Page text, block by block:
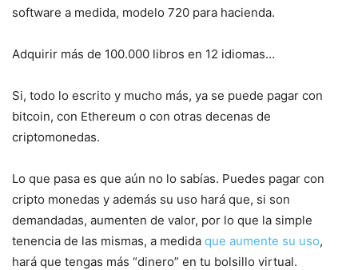
software a medida, modelo 720 para hacienda.
Adquirir más de 100.000 libros en 12 idiomas…
Si, todo lo escrito y mucho más, ya se puede pagar con
bitcoin, con Ethereum o con otras decenas de
criptomonedas.
Lo que pasa es que aún no lo sabías. Puedes pagar con
cripto monedas y además su uso hará que, si son
demandadas, aumenten de valor, por lo que la simple
tenencia de las mismas, a medida que aumente su uso,
hará que tengas más “dinero” en tu bolsillo virtual.